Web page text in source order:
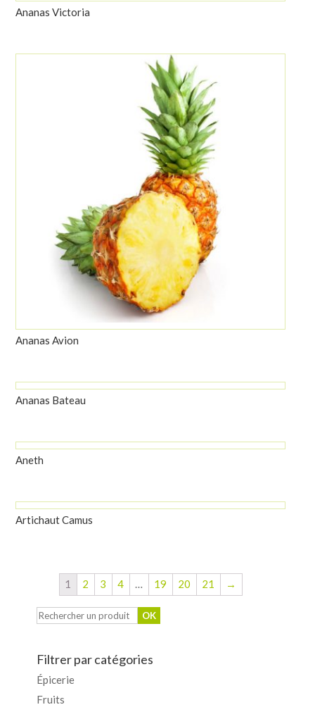
Ananas Victoria
Ananas Avion
Ananas Bateau
Aneth
Artichaut Camus
1 2 3 4 … 19 20 21 →
Filtrer par catégories
Épicerie
Fruits